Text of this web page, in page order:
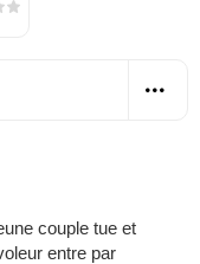
couple tue et
entre par